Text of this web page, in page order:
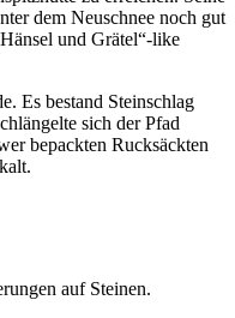
dem Neuschnee noch gut
und Grätel“-like
Es bestand Steinschlag
sich der Pfad
bepackten Rucksäckten
auf Steinen.